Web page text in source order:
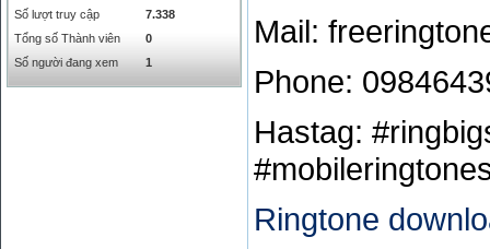
Số lượt truy cập
7.338
Tổng số Thành viên
0
Số người đang xem
1
Mail:
Phone:
Hastag:
Ringtone